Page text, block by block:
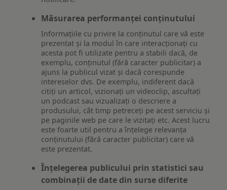
Măsurarea performanței conținutului
Informațiile cu privire la conținutul care vă este
prezentat și la modul în care interacționați cu
acesta pot fi utilizate pentru a stabili dacă, de
exemplu, conținutul (fără caracter publicitar) a
ajuns la publicul vizat și dacă corespunde
intereselor dvs. De exemplu, indiferent dacă
citiți un articol, vizionați un videoclip, ascultați
un podcast sau vizualizați o descriere a
produsului, cât timp petreceți pe acest serviciu și
pe paginile web pe care le vizitați etc. Acest lucru
este foarte util pentru a înțelege relevanța
conținutului (fără caracter publicitar) care vă
este prezentat.
Înțelegerea publicului prin statistici sau
combinații de date din surse diferite